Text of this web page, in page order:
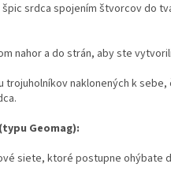
srdca spojením štvorcov do
nahor a do strán, aby ste
naklonených k sebe,
Geomag):
siete, ktoré postupne ohýbate